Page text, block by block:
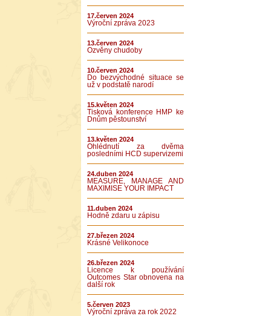
17.červen 2024
Výroční zpráva 2023
13.červen 2024
Ozvěny chudoby
10.červen 2024
Do bezvýchodné situace se
už v podstatě narodí
15.květen 2024
Tisková konference HMP ke
Dnům pěstounství
13.květen 2024
Ohlédnutí za dvěma
posledními HCD supervizemi
24.duben 2024
MEASURE, MANAGE AND
MAXIMISE YOUR IMPACT
11.duben 2024
Hodně zdaru u zápisu
27.březen 2024
Krásné Velikonoce
26.březen 2024
Licence k používání
Outcomes Star obnovena na
další rok
5.červen 2023
Výroční zpráva za rok 2022